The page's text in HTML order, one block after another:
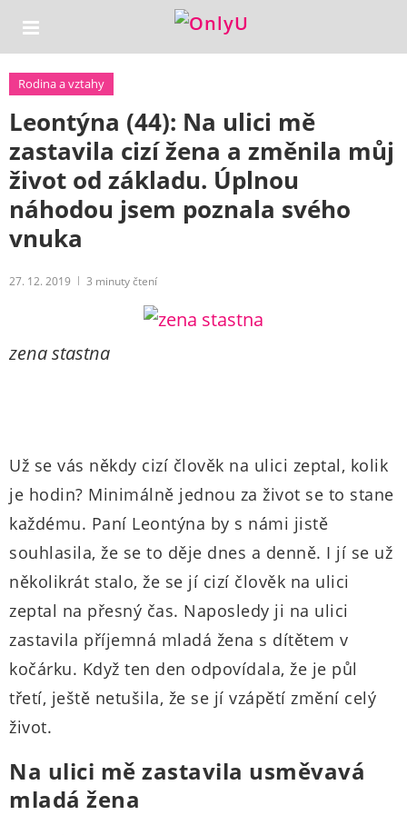
Rodina a vztahy
Leontýna (44): Na ulici mě
zastavila cizí žena a změnila můj
život od základu. Úplnou
náhodou jsem poznala svého
vnuka
27. 12. 2019 3 minuty čtení
zena stastna
Už se vás někdy cizí člověk na ulici zeptal, kolik
je hodin? Minimálně jednou za život se to stane
každému. Paní Leontýna by s námi jistě
souhlasila, že se to děje dnes a denně. I jí se už
několikrát stalo, že se jí cizí člověk na ulici
zeptal na přesný čas. Naposledy ji na ulici
zastavila příjemná mladá žena s dítětem v
kočárku. Když ten den odpovídala, že je půl
třetí, ještě netušila, že se jí vzápětí změní celý
život.
Na ulici mě zastavila usměvavá
mladá žena